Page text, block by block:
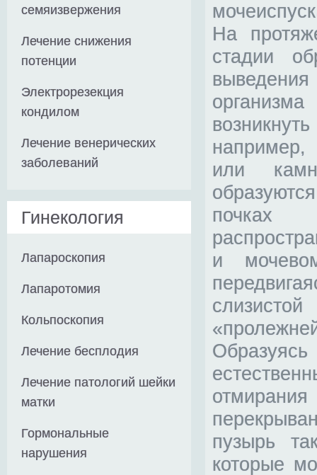
На
стадии
например,
или
и
пузырь
которые
семяизвержения
Лечение снижения
потенции
Электрорезекция
кондилом
Лечение венерических
заболеваний
Гинекология
Лапароскопия
Лапаротомия
Кольпоскопия
Лечение бесплодия
Лечение патологий шейки
матки
Гормональные
нарушения